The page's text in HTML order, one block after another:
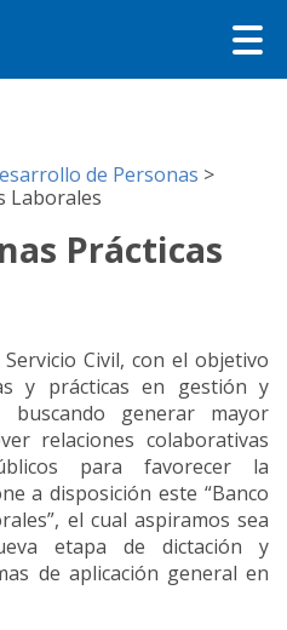
de Personas >
Laborales
Prácticas
Civil, con el objetivo
y prácticas en gestión y
buscando generar mayor
relaciones colaborativas
para favorecer la
a disposición este “Banco
el cual aspiramos sea
etapa de dictación y
de aplicación general en